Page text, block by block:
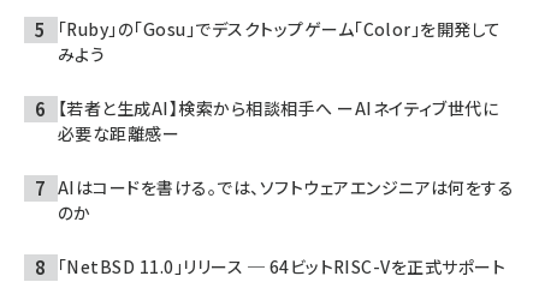
「Ruby」の「Gosu」でデスクトップゲーム「Color」を開発して
みよう
【若者と生成AI】検索から相談相手へ ーAIネイティブ世代に
必要な距離感ー
AIはコードを書ける。では、ソフトウェアエンジニアは何をする
のか
「NetBSD 11.0」リリース ─ 64ビットRISC-Vを正式サポート